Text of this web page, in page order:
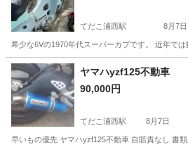
てだこ浦西駅 8月7日
希少な6Vの1970年代スーパーカブです。 近年で
沖縄 中頭郡 ホンダ
ヤマハyzf125不動車
90,000円
てだこ浦西駅 8月7日
早いもの優先 ヤマハyzf125不動車 自賠責なし 書